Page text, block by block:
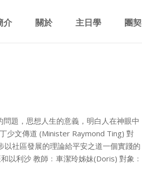
介 關於 主日學 團契
題，思想人生的意義，明白人在神眼中
少文傳道 (Minister Raymond Ting) 對
社區發展的理論給平安之道一個實踐的
以利沙 教師﹕車潔玲姊妹(Doris) 對象﹕